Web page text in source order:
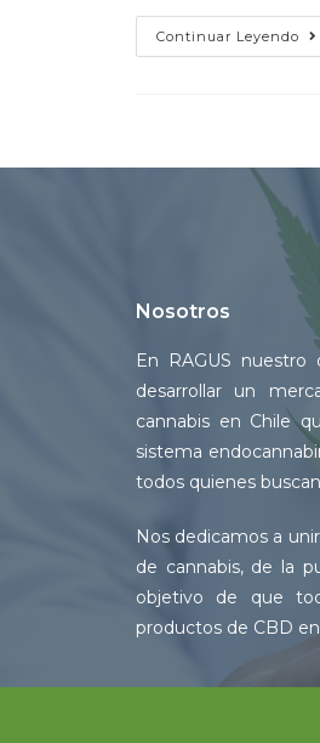
Continuar Leyendo
Nosotros
En RAGUS
desarrollar un
cannabis en Chile
sistema
todos quienes
Nos dedicamos a
de cannabis, de la
objetivo de que
productos de CBD